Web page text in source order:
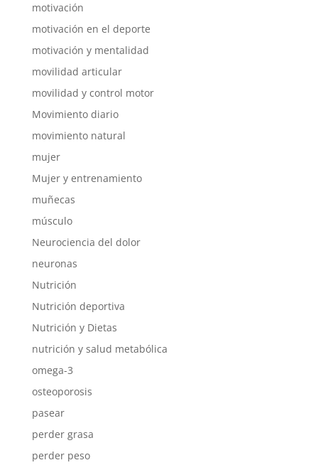
motivación
motivación en el deporte
motivación y mentalidad
movilidad articular
movilidad y control motor
Movimiento diario
movimiento natural
mujer
Mujer y entrenamiento
muñecas
músculo
Neurociencia del dolor
neuronas
Nutrición
Nutrición deportiva
Nutrición y Dietas
nutrición y salud metabólica
omega-3
osteoporosis
pasear
perder grasa
perder peso